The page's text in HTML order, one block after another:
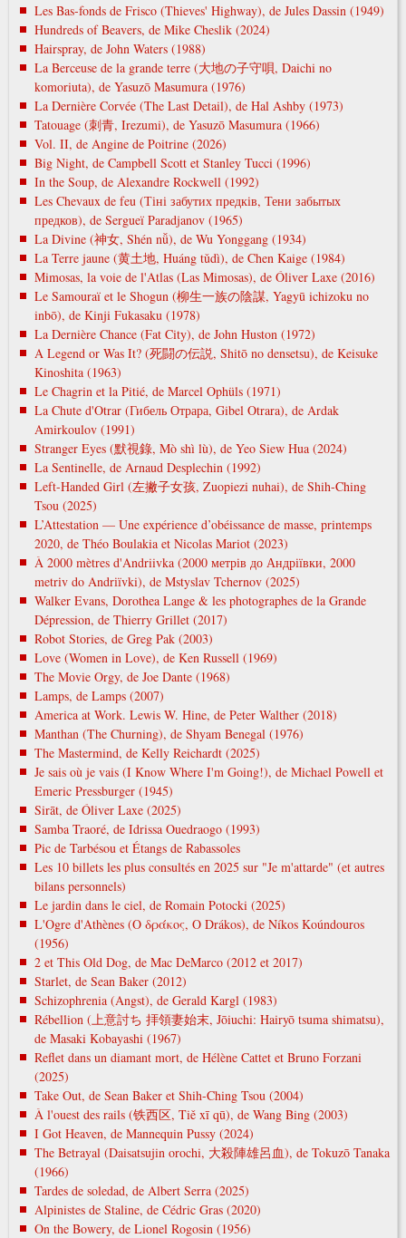
Les Bas-fonds de Frisco (Thieves' Highway), de Jules Dassin (1949)
Hundreds of Beavers, de Mike Cheslik (2024)
Hairspray, de John Waters (1988)
La Berceuse de la grande terre (大地の子守唄, Daichi no
komoriuta), de Yasuzō Masumura (1976)
La Dernière Corvée (The Last Detail), de Hal Ashby (1973)
Tatouage (刺青, Irezumi), de Yasuzō Masumura (1966)
Vol. II, de Angine de Poitrine (2026)
Big Night, de Campbell Scott et Stanley Tucci (1996)
In the Soup, de Alexandre Rockwell (1992)
Les Chevaux de feu (Тіні забутих предків, Тени забытых
предков), de Sergueï Paradjanov (1965)
La Divine (神女, Shén nǚ), de Wu Yonggang (1934)
La Terre jaune (黄土地, Huáng tǔdì), de Chen Kaige (1984)
Mimosas, la voie de l'Atlas (Las Mimosas), de Óliver Laxe (2016)
Le Samouraï et le Shogun (柳生一族の陰謀, Yagyū ichizoku no
inbō), de Kinji Fukasaku (1978)
La Dernière Chance (Fat City), de John Huston (1972)
A Legend or Was It? (死闘の伝説, Shitō no densetsu), de Keisuke
Kinoshita (1963)
Le Chagrin et la Pitié, de Marcel Ophüls (1971)
La Chute d'Otrar (Гибель Отрара, Gibel Otrara), de Ardak
Amirkoulov (1991)
Stranger Eyes (默視錄, Mò shì lù), de Yeo Siew Hua (2024)
La Sentinelle, de Arnaud Desplechin (1992)
Left-Handed Girl (左撇子女孩, Zuopiezi nuhai), de Shih-Ching
Tsou (2025)
L’Attestation — Une expérience d’obéissance de masse, printemps
2020, de Théo Boulakia et Nicolas Mariot (2023)
À 2000 mètres d'Andriivka (2000 метрів до Андріївки, 2000
metrіv do Andrіїvki), de Mstyslav Tchernov (2025)
Walker Evans, Dorothea Lange & les photographes de la Grande
Dépression, de Thierry Grillet (2017)
Robot Stories, de Greg Pak (2003)
Love (Women in Love), de Ken Russell (1969)
The Movie Orgy, de Joe Dante (1968)
Lamps, de Lamps (2007)
America at Work. Lewis W. Hine, de Peter Walther (2018)
Manthan (The Churning), de Shyam Benegal (1976)
The Mastermind, de Kelly Reichardt (2025)
Je sais où je vais (I Know Where I'm Going!), de Michael Powell et
Emeric Pressburger (1945)
Sirāt, de Óliver Laxe (2025)
Samba Traoré, de Idrissa Ouedraogo (1993)
Pic de Tarbésou et Étangs de Rabassoles
Les 10 billets les plus consultés en 2025 sur "Je m'attarde" (et autres
bilans personnels)
Le jardin dans le ciel, de Romain Potocki (2025)
L'Ogre d'Athènes (Ο δράκος, O Drákos), de Níkos Koúndouros
(1956)
2 et This Old Dog, de Mac DeMarco (2012 et 2017)
Starlet, de Sean Baker (2012)
Schizophrenia (Angst), de Gerald Kargl (1983)
Rébellion (上意討ち 拝領妻始末, Jōiuchi: Hairyō tsuma shimatsu),
de Masaki Kobayashi (1967)
Reflet dans un diamant mort, de Hélène Cattet et Bruno Forzani
(2025)
Take Out, de Sean Baker et Shih-Ching Tsou (2004)
À l'ouest des rails (铁西区, Tiě xī qū), de Wang Bing (2003)
I Got Heaven, de Mannequin Pussy (2024)
The Betrayal (Daisatsujin orochi, 大殺陣雄呂血), de Tokuzō Tanaka
(1966)
Tardes de soledad, de Albert Serra (2025)
Alpinistes de Staline, de Cédric Gras (2020)
On the Bowery, de Lionel Rogosin (1956)